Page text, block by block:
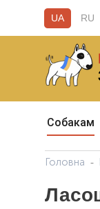
UA RU
Собакам
Головна